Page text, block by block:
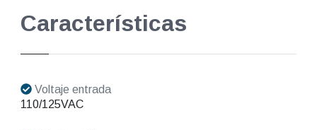
Características
Voltaje entrada
110/125VAC